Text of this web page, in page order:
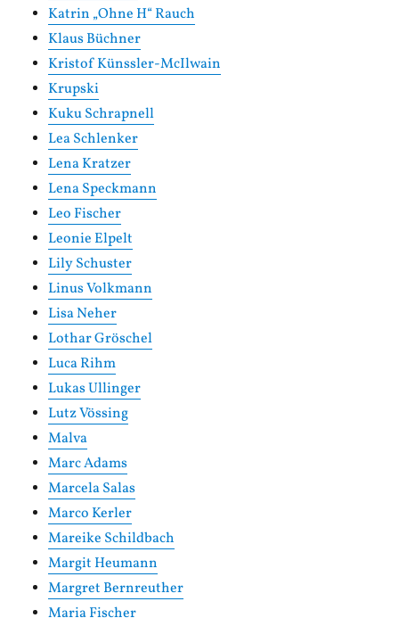
Katrin „Ohne H“ Rauch
Klaus Büchner
Kristof Künssler-McIlwain
Krupski
Kuku Schrapnell
Lea Schlenker
Lena Kratzer
Lena Speckmann
Leo Fischer
Leonie Elpelt
Lily Schuster
Linus Volkmann
Lisa Neher
Lothar Gröschel
Luca Rihm
Lukas Ullinger
Lutz Vössing
Malva
Marc Adams
Marcela Salas
Marco Kerler
Mareike Schildbach
Margit Heumann
Margret Bernreuther
Maria Fischer